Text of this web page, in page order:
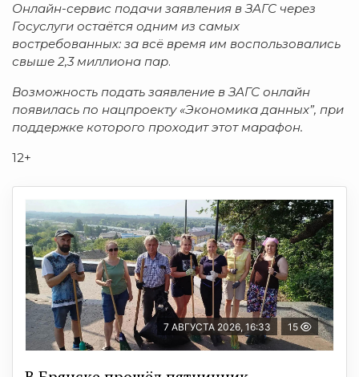
Онлайн-сервис подачи заявления в ЗАГС через
Госуслуги остаётся одним из самых
востребованных: за всё время им воспользовались
свыше 2,3 миллиона пар.
Возможность подать заявление в ЗАГС онлайн
появилась по нацпроекту «Экономика данных”, при
поддержке которого проходит этот марафон.
12+
7 АВГУСТА 2026, 16:33 15